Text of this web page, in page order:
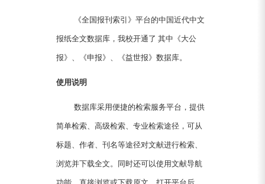
《全国报刊索引》平台的中国近代中文
报纸全文数据库，我校开通了 其中《大公
报》、《申报》、《益世报》数据库。
使用说明
数据库采用便捷的检索服务平台，提供
简单检索、高级检索、专业检索途径，可从
标题、作者、刊名等途径对文献进行检索、
浏览并下载全文。同时还可以使用文献导航